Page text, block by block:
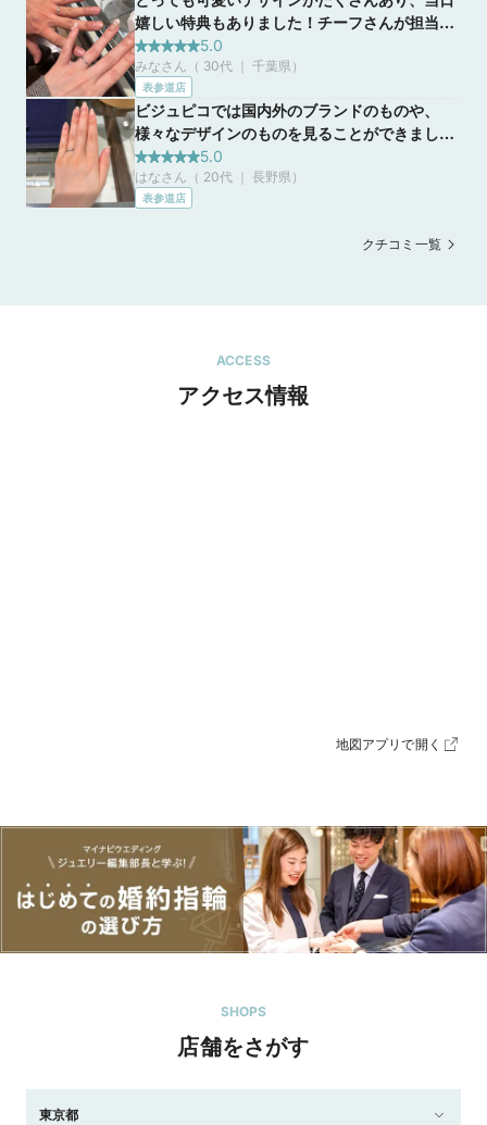
嬉しい特典もありました！チーフさんが担当し
てくださいましたが、押し売りな感じもないの
ですが、たくさん見せてくれてこういうのが似
合いそうとアドバイスしてくださいました！
5.0
みなさん（ 30代 ｜ 千葉県）
表参道店
ビジュピコでは国内外のブランドのものや、
様々なデザインのものを見ることができまし
た。自分の理想としているデザインや形が曖昧
でしたが、店員さんが何種類か提案してくださ
り、実際に試着してみることで、理想が明確に
5.0
はなさん（ 20代 ｜ 長野県）
表参道店
クチコミ一覧
ACCESS
アクセス情報
地図アプリで開く
SHOPS
店舗をさがす
東京都